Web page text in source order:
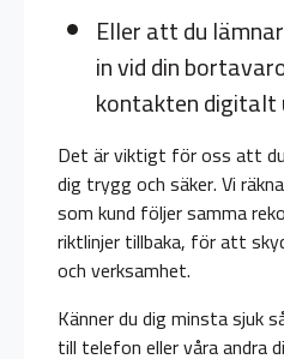
Eller att du
in vid din
kontakten digitalt
Det är viktigt för oss att
dig trygg och säker. Vi
som kund följer samma
riktlinjer tillbaka, för att
och verksamhet.
Känner du dig minsta sjuk
till telefon eller våra andra